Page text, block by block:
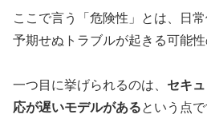
ここで言う「危険性」とは、日
予期せぬトラブルが起きる可能性
一つ目に挙げられるのは、 セキ
応が遅いモデルがあるという点で